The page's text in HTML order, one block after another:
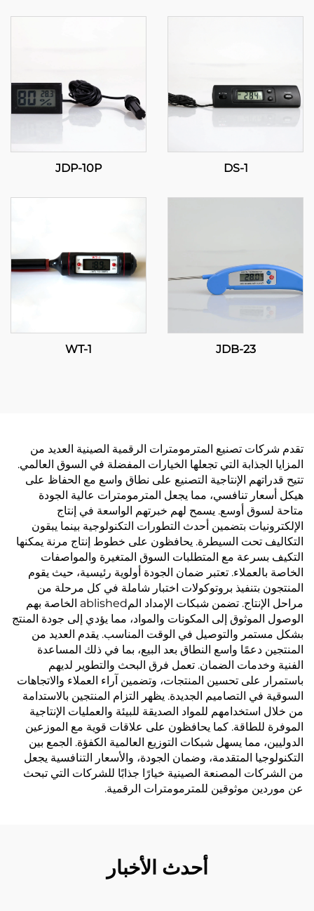
DS-1
JDP-10P
JDB-23
WT-1
تقدم شركات تصنيع المترمومترات الرقمية الصينية العديد من
المزايا الجذابة التي تجعلها الخيارات المفضلة في السوق العالمي.
تتيح قدراتهم الإنتاجية التصنيع على نطاق واسع مع الحفاظ على
هيكل أسعار تنافسي، مما يجعل المترمومترات عالية الجودة
متاحة لسوق أوسع. يسمح لهم خبرتهم الواسعة في إنتاج
الإلكترونيات بتضمين أحدث التطورات التكنولوجية بينما يبقون
التكاليف تحت السيطرة. يحافظون على خطوط إنتاج مرنة يمكنها
التكيف بسرعة مع المتطلبات السوق المتغيرة والمواصفات
الخاصة بالعملاء. تعتبر ضمان الجودة أولوية رئيسية، حيث يقوم
المنتجون بتنفيذ بروتوكولات اختبار شاملة في كل مرحلة من
مراحل الإنتاج. تضمن شبكات الإمداد المablished الخاصة بهم
الوصول الموثوق إلى المكونات والمواد، مما يؤدي إلى جودة المنتج
بشكل مستمر والتوصيل في الوقت المناسب. يقدم العديد من
المنتجين دعمًا واسع النطاق بعد البيع، بما في ذلك المساعدة
الفنية وخدمات الضمان. تعمل فرق البحث والتطوير لديهم
باستمرار على تحسين المنتجات، وتضمين آراء العملاء والاتجاهات
السوقية في التصاميم الجديدة. يظهر التزام المنتجين بالاستدامة
من خلال استخدامهم للمواد الصديقة للبيئة والعمليات الإنتاجية
الموفرة للطاقة. كما يحافظون على علاقات قوية مع الموزعين
الدوليين، مما يسهل شبكات التوزيع العالمية الكفؤة. الجمع بين
التكنولوجيا المتقدمة، وضمان الجودة، والأسعار التنافسية يجعل
من الشركات المصنعة الصينية خيارًا جذابًا للشركات التي تبحث
عن موردين موثوقين للمترمومترات الرقمية.
أحدث الأخبار